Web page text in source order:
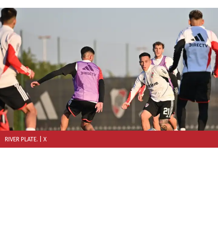
RIVER PLATE. | X